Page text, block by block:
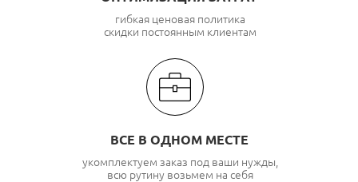
гибкая ценовая политика
скидки постоянным клиентам
ВСЕ В ОДНОМ МЕСТЕ
укомплектуем заказ под ваши нужды,
всю рутину возьмем на себя